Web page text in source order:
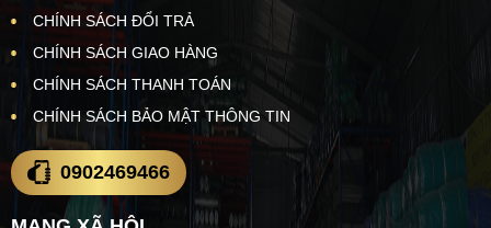
CHÍNH SÁCH ĐỔI TRẢ
CHÍNH SÁCH GIAO HÀNG
CHÍNH SÁCH THANH TOÁN
CHÍNH SÁCH BẢO MẬT THÔNG TIN
0902469466